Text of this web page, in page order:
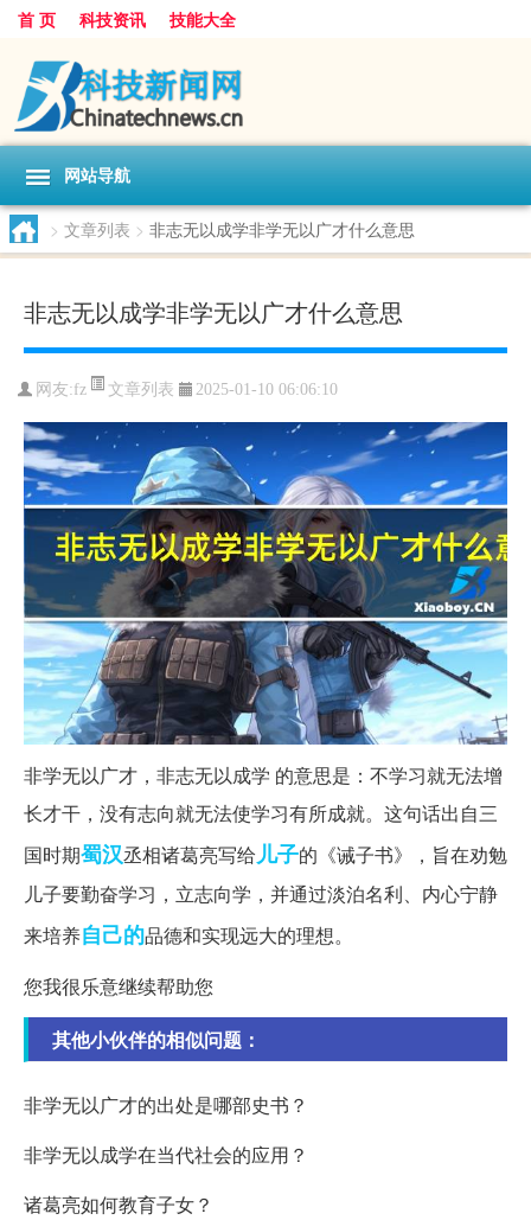
首 页 科技资讯 技能大全
网站导航
> 文章列表 > 非志无以成学非学无以广才什么意思
非志无以成学非学无以广才什么意思
网友:fz 文章列表 2025-01-10 06:06:10
非学无以广才，非志无以成学 的意思是：不学习就无法增
长才干，没有志向就无法使学习有所成就。这句话出自三
国时期蜀汉丞相诸葛亮写给儿子的《诫子书》，旨在劝勉
儿子要勤奋学习，立志向学，并通过淡泊名利、内心宁静
来培养自己的品德和实现远大的理想。
您我很乐意继续帮助您
其他小伙伴的相似问题：
非学无以广才的出处是哪部史书？
非学无以成学在当代社会的应用？
诸葛亮如何教育子女？